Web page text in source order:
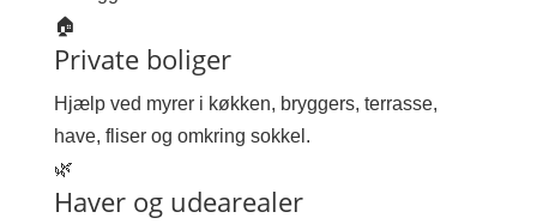
🏠
Private boliger
Hjælp ved myrer i køkken, bryggers, terrasse,
have, fliser og omkring sokkel.
🌿
Haver og udearealer